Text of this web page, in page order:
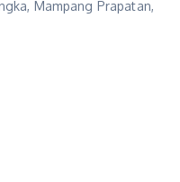
Mampang Prapatan,